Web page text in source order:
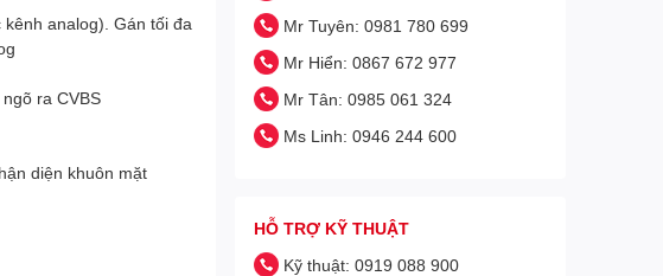
analog). Gán tối đa
ra CVBS
diện khuôn mặt
Mr Tuyên: 0981 780 699
Mr Hiển: 0867 672 977
Mr Tân: 0985 061 324
Ms Linh: 0946 244 600
HỖ TRỢ KỸ THUẬT
Kỹ thuật: 0919 088 900